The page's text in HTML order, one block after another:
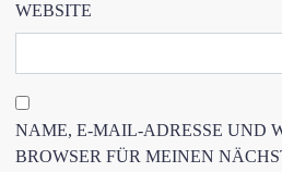
WEBSITE
NAME, E-MAIL-ADRESSE UND
BROWSER FÜR MEINEN